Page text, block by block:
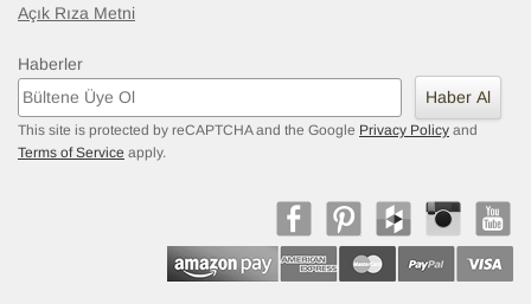
Açık Rıza Metni
Haberler
Haber Al
This site is protected by reCAPTCHA and the Google Privacy Policy and
Terms of Service apply.